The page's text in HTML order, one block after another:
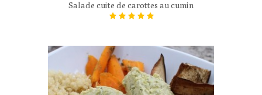
Salade cuite de carottes au cumin